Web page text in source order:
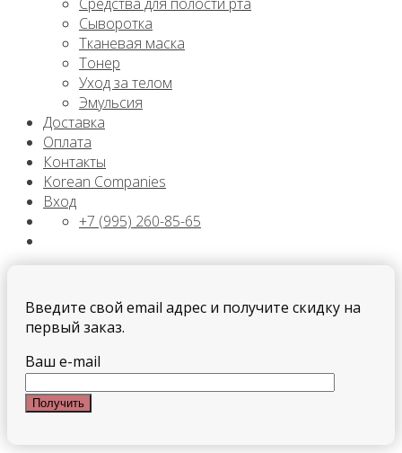
Сыворотка
Тканевая маска
Тонер
Уход за телом
Эмульсия
Доставка
Оплата
Контакты
Korean Companies
Вход
+7 (995) 260-85-65
Введите свой email адрес и получите скидку на
первый заказ.
Ваш e-mail